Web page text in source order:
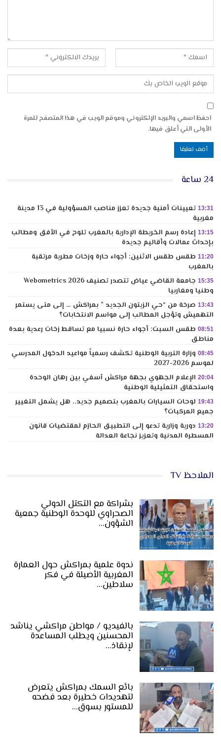
احفظ اسمي والبريد الإلكتروني وموقع الويب في هذا المتصفح للمرة
الأولى التي أعلق فيها.
24 ساعة
13:31
تعيينات أمنية جديدة تعزز مناصب المسؤولية في 13 مدينة
مغربية
13:15 إعادة رسم الخريطة الإدارية بالمغرب تلوح في الأفق ومطالب
بإحداث عمالات وأقاليم جديدة
11:20 طقس طقس الاثنين: أجواء حارة وزخات مطرية مرتقبة
بالمغرب
15:35
جامعة القاضي عياض تتصدر تصنيف Webometrics 2026
وطنيا ومغاربيا
13:43 صرخة من “حي الزيتون الجديد ” بمراكش … إلى متى يستمر
التهميش وتؤجل المطالب إلى مواسم الانتخابات؟
08:51 طقس السبت: أجواء حارة نسبيا مع تساقط زخات رعدية بعدة
مناطق
08:45 وزارة التربية الوطنية تكشف رسمياً مواعيد الدخول المدرسي
لموسم 2026-2027
20:04 الإعلام الجهوي بجهة مراكش آسفي بين رهان الوحدة
واستحقاق التمثيلية الوطنية
19:43 لوحات السيارات بالمغرب بتصميم جديد.. هل يشمل التغيير
جميع المركبات؟
13:20 دورية وزارية تدعو إلى التطبيق الحازم لمقتضيات قانون
المسطرة المدنية وتعزيز نجاعة العدالة
الملاحظ TV
بشراكة مع التكتل الدولي
الصحراوي للوحدة الوطنية جمعية
الشؤون…
ندوة علمية بمراكش حول العمارة
المغربية الأصيلة في فكر
سلاطين…
بالفيديو / مواطن مراكشي يناشد
المحسنين ويطلب المساعدة
لإنقاذ…
بائع السمك بمراكش يتعرض
لتهديدات خطيرة بعد فضحه
للمستور بسوق…